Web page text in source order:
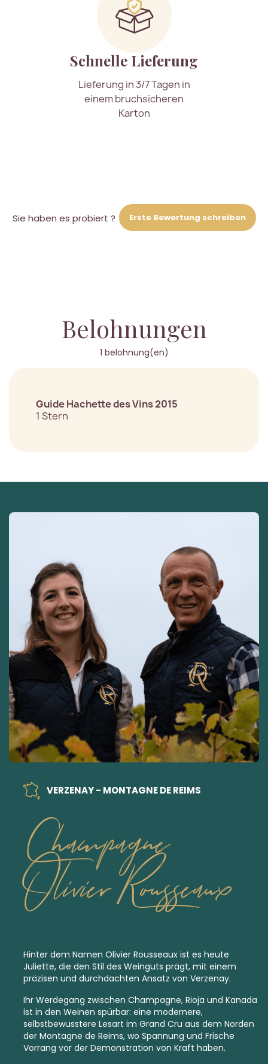
Schnelle Lieferung
Lieferung in 3/7 Tagen in
einem bruchsicheren
Karton
Sie haben es probiert ? Erste Bewertung schreiben
Belohnungen
1 belohnung(en)
Guide Hachette des Vins 2015
1 Stern
VERZENAY - MONTAGNE DE REIMS
Champagne
Olivier Rousseaux
Hinter dem Namen Olivier Rousseaux ist es heute
Juliette, die den Stil des Weinguts prägt, mit einem
präzisen und durchdachten Ansatz von Verzenay.
Ihr Werdegang zwischen Champagne, Rioja und Kanada
ist in den Weinen spürbar: eine modernere,
selbstbewusstere Lesart im Grand Cru aus dem Norden
der Montagne de Reims, wo Spannung und Frische
Vorrang vor der Demonstration von Kraft haben.